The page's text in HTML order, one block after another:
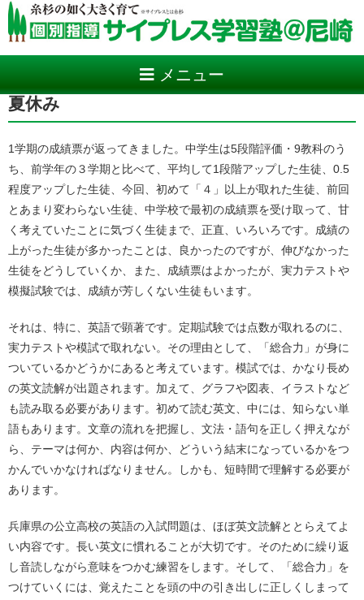
メニュー
夏休み
1学期の成績票が返ってきました。中学生は5段階評価・9教科のう
ち、前学年の３学期と比べて、平均して1段階アップした生徒、0.5
程度アップした生徒、今回、初めて「４」以上が取れた生徒、前回
とあまり変わらない生徒、中学校で最初の成績票を受け取って、甘
く考えていたことに気づく生徒まで、正直、いろいろです。成績の
上がった生徒が多かったことは、良かったのですが、伸びなかった
生徒をどうしていくか、また、成績票はよかったが、実力テストや
模擬試験では、成績が芳しくない生徒もいます。
それは、特に、英語で顕著です。定期試験では点数が取れるのに、
実力テストや模試で取れない。その理由として、「総合力」が身に
ついているかどうかにあると考えています。模試では、かなり長め
の英文読解が出題されます。加えて、グラフや図表、イラストなど
も読み取る必要があります。初めて読む英文、中には、知らない単
語もあります。文章の流れを把握し、文法・語句を正しく押えなが
ら、テーマは何か、内容は何か、どういう結末になっているかをつ
かんでいかなければなりません。しかも、短時間で理解する必要が
あります。
兵庫県の公立高校の英語の入試問題は、ほぼ英文読解ととらえてよ
い内容です。長い英文に慣れることが大切です。そのために繰り返
し音読しながら意味をつかむ練習をします。そして、「総合力」を
つけていくには、覚えたことを頭の中の引き出しに正しくしまって